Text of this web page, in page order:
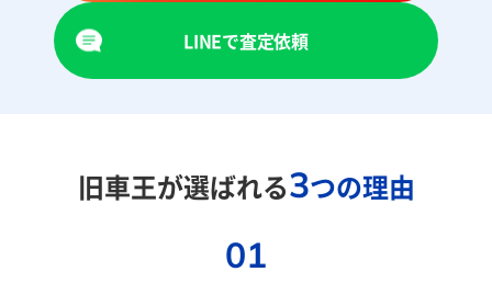
LINEで査定依頼
旧車王が選ばれる3つの理由
01